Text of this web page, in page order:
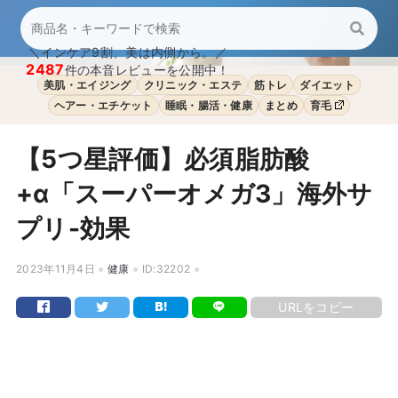
＼インケア9割、美は内側から。／
2487件の本音レビューを公開中！
美肌・エイジング クリニック・エステ 筋トレ
ダイエット
ヘアー・エチケット
睡眠・腸活・健康 まとめ 育毛
【5つ星評価】必須脂肪酸
+α「スーパーオメガ3」海外サ
プリ-効果
2023年11月4日 健康 ID:32202
URLをコピー